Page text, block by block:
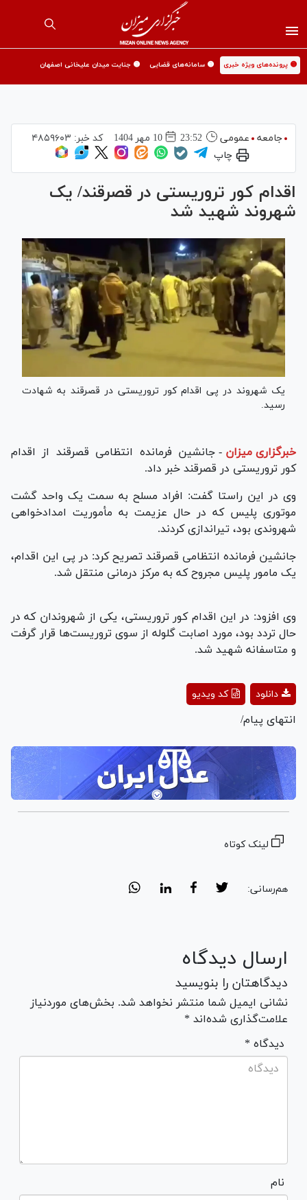
🟡 پرونده‌های ویژه خبری 🟡 سامانه‌های قضایی 🟡 جنایت میدان علیخانی اصفهان
جامعه عمومی 23:52 10 مهر 1404 کد خبر: ۴۸۵۹۶۰۳
چاپ
اقدام کور تروریستی در قصرقند/ یک
شهروند شهید شد
یک شهروند در پی اقدام کور تروریستی در قصرقند به شهادت
رسید.
خبرگزاری میزان - جانشین فرمانده انتظامی قصرقند از اقدام
کور تروریستی در قصرقند خبر داد.
وی در این راستا گفت: افراد مسلح به سمت یک واحد گشت
موتوری پلیس که در حال عزیمت به مأموریت امدادخواهی
شهروندی بود، تیراندازی کردند.
جانشین فرمانده انتظامی قصرقند تصریح کرد: در پی این اقدام،
یک مامور پلیس مجروح که به مرکز درمانی منتقل شد.
وی افزود: در این اقدام کور تروریستی، یکی از شهروندان که در
حال تردد بود، مورد اصابت گلوله از سوی تروریست‌ها قرار گرفت
و متاسفانه شهید شد.
Playکد ویدیو دانلود
انتهای پیام/
لینک کوتاه
هم‌رسانی:
ارسال دیدگاه
دیدگاهتان را بنویسید
نشانی ایمیل شما منتشر نخواهد شد. بخش‌های موردنیاز
علامت‌گذاری شده‌اند *
* دیدگاه
نام